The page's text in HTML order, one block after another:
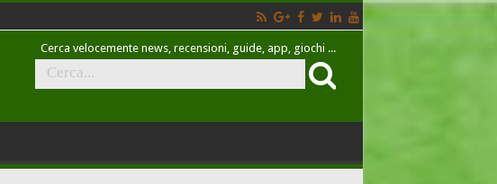
Cerca velocemente news, recensioni, guide, app, giochi ...